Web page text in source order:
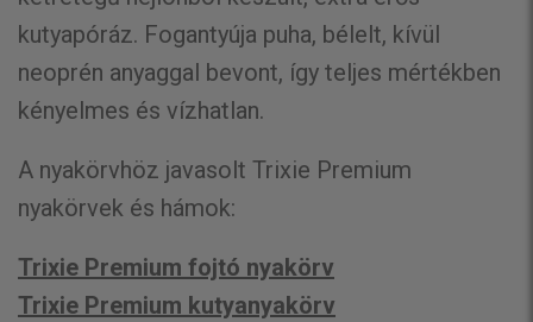
kutyapóráz. Fogantyúja puha, bélelt, kívül
neoprén anyaggal bevont, így teljes mértékben
kényelmes és vízhatlan.
A nyakörvhöz javasolt Trixie Premium
nyakörvek és hámok:
Trixie Premium fojtó nyakörv
Trixie Premium kutyanyakörv